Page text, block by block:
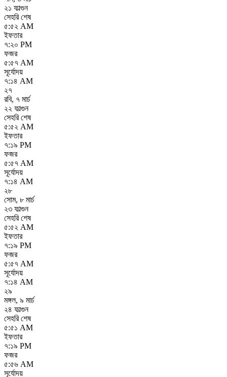
২১ ফাল্গুন
সেহরি শেষ
৫:৫২ AM
ইফতার
৭:২০ PM
ফজর
৫:৫৭ AM
সূর্যোদয়
৭:১৪ AM
২৭
রবি, ৭ মার্চ
২২ ফাল্গুন
সেহরি শেষ
৫:৫২ AM
ইফতার
৭:১৯ PM
ফজর
৫:৫৭ AM
সূর্যোদয়
৭:১৪ AM
২৮
সোম, ৮ মার্চ
২৩ ফাল্গুন
সেহরি শেষ
৫:৫২ AM
ইফতার
৭:১৯ PM
ফজর
৫:৫৭ AM
সূর্যোদয়
৭:১৪ AM
২৯
মঙ্গল, ৯ মার্চ
২৪ ফাল্গুন
সেহরি শেষ
৫:৫১ AM
ইফতার
৭:১৯ PM
ফজর
৫:৫৬ AM
সূর্যোদয়